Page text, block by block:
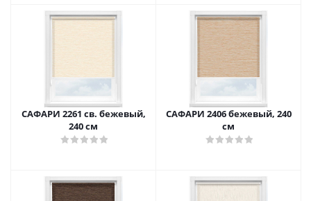
САФАРИ 2261 св. бежевый,
240 см
САФАРИ 2406 бежевый, 240
см